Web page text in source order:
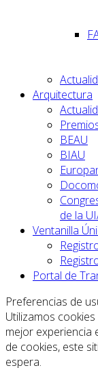
Arquitectura
BEAU
BIAU
de la
Ventanilla
Portal de
Preferencias de
Utilizamos
mejor experiencia
de cookies, este
espera.